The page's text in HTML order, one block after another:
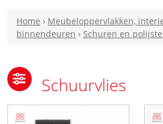
Home › Meubeloppervlakken,
binnendeuren › Schuren en
Schuurvlies